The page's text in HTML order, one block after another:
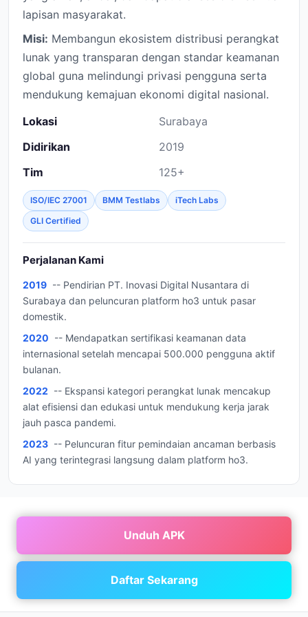
lapisan masyarakat.
Misi: Membangun ekosistem distribusi perangkat
lunak yang transparan dengan standar keamanan
global guna melindungi privasi pengguna serta
mendukung kemajuan ekonomi digital nasional.
Lokasi
Surabaya
Didirikan
2019
Tim
125+
ISO/IEC 27001 BMM Testlabs
iTech Labs
GLI Certified
Perjalanan Kami
2019 -- Pendirian PT. Inovasi Digital Nusantara di
Surabaya dan peluncuran platform ho3 untuk pasar
domestik.
2020 -- Mendapatkan sertifikasi keamanan data
internasional setelah mencapai 500.000 pengguna aktif
bulanan.
2022 -- Ekspansi kategori perangkat lunak mencakup
alat efisiensi dan edukasi untuk mendukung kerja jarak
jauh pasca pandemi.
2023 -- Peluncuran fitur pemindaian ancaman berbasis
AI yang terintegrasi langsung dalam platform ho3.
Unduh APK
Daftar Sekarang